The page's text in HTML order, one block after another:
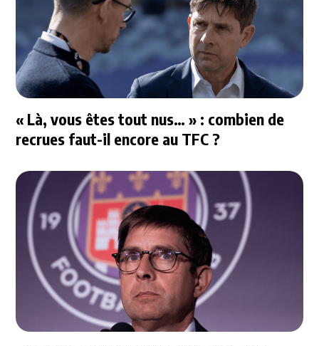
« Là, vous êtes tout nus… » : combien de
recrues faut-il encore au TFC ?